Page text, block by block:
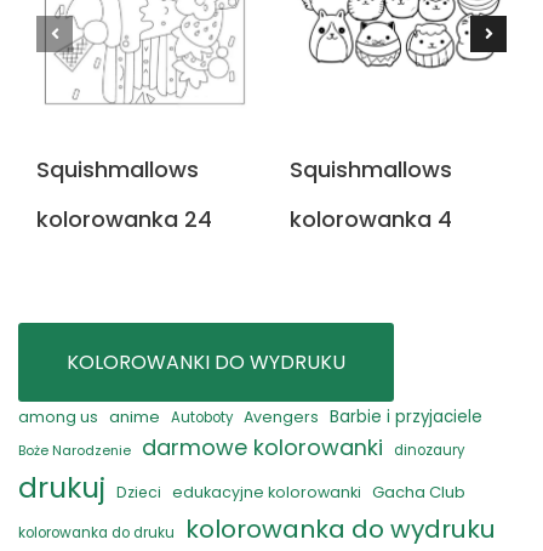
Squishmallows
kolorowanka 24
Squishmallows
kolorowanka 4
KOLOROWANKI DO WYDRUKU
among us anime Autoboty Avengers Barbie i przyjaciele
Boże Narodzenie darmowe kolorowanki dinozaury
drukuj Dzieci edukacyjne kolorowanki Gacha Club
kolorowanka do druku kolorowanka do wydruku